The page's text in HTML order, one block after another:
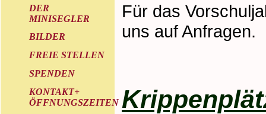
DER
MINISEGLER
BILDER
FREIE STELLEN
SPENDEN
KONTAKT+
ÖFFNUNGSZEITEN
Für das
uns auf Anfragen.